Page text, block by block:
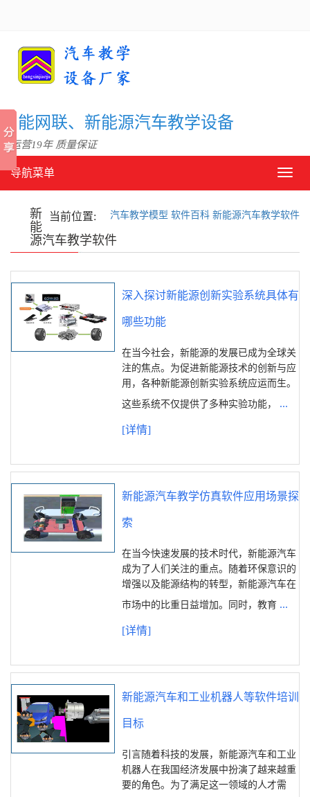
能网联、新能源汽车教学设备
运营19年 质量保证
导
单
导航菜单
当前位置: 汽车教学模型 软件百科 新能源汽车教学软件
新
能
源汽车教学软件
深入探讨新能源创新实验系统具体有
哪些功能
在当今社会，新能源的发展已成为全球关
注的焦点。为促进新能源技术的创新与应
用，各种新能源创新实验系统应运而生。
这些系统不仅提供了多种实验功能， ...
[详情]
新能源汽车教学仿真软件应用场景探
索
在当今快速发展的技术时代，新能源汽车
成为了人们关注的重点。随着环保意识的
增强以及能源结构的转型，新能源汽车在
市场中的比重日益增加。同时，教育 ...
[详情]
新能源汽车和工业机器人等软件培训
目标
引言随着科技的发展，新能源汽车和工业
机器人在我国经济发展中扮演了越来越重
要的角色。为了满足这一领域的人才需